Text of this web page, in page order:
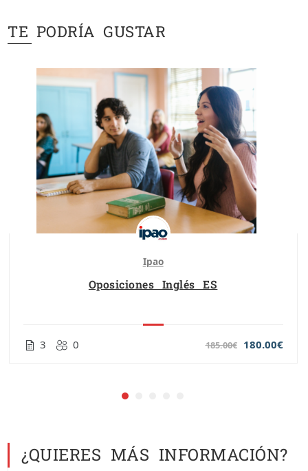
TE PODRÍA GUSTAR
Ipao
Oposiciones Inglés ES
3 0 185.00€ 180.00€
¿QUIERES MÁS INFORMACIÓN?